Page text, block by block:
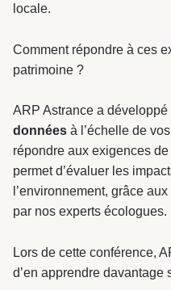
Biodiversité &
Gondwana –
Biodiversité &
locale.
Comment répondre à ces
patrimoine ?
ARP Astrance a développé
données à l’échelle de
répondre aux exigences
permet d’évaluer les
l’environnement, grâce
par nos experts écologues.
Lors de cette conférence,
d’en apprendre davantage